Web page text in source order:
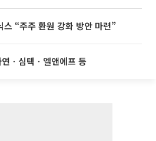
스 “주주 환원 강화 방안 마련”
ㆍ심텍ㆍ엘앤에프 등